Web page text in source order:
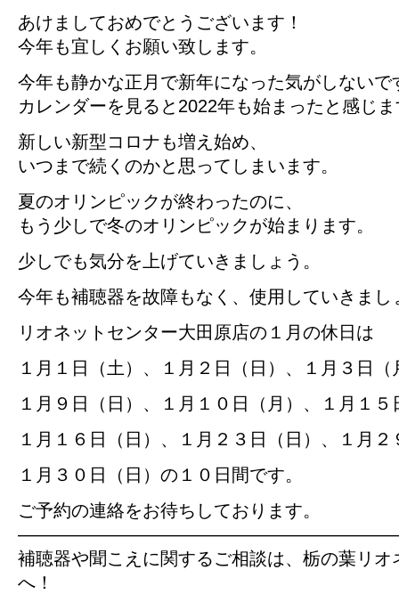
あけましておめでとうございます！
今年も宜しくお願い致します。
今年も静かな正月で新年になった気がしないで
カレンダーを見ると2022年も始まったと感じ
新しい新型コロナも増え始め、
いつまで続くのかと思ってしまいます。
夏のオリンピックが終わったのに、
もう少しで冬のオリンピックが始まります。
少しでも気分を上げていきましょう。
今年も補聴器を故障もなく、使用していきまし
リオネットセンター大田原店の１月の休日は
１月１日（土）、１月２日（日）、１月３日（
１月９日（日）、１月１０日（月）、１月１５
１月１６日（日）、１月２３日（日）、１月２
１月３０日（日）の１０日間です。
ご予約の連絡をお待ちしております。
補聴器や聞こえに関するご相談は、栃の葉リオ
へ！